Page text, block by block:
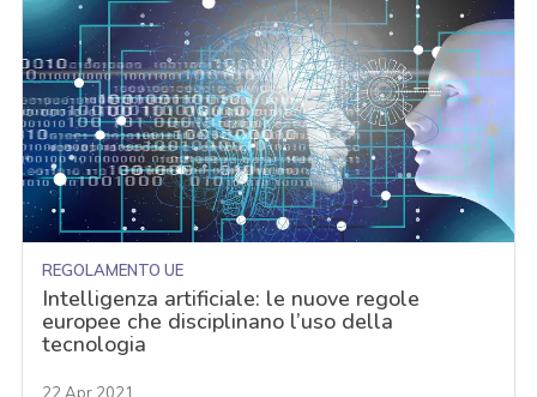
REGOLAMENTO UE
Intelligenza artificiale: le nuove regole
europee che disciplinano l’uso della
tecnologia
22 Apr 2021